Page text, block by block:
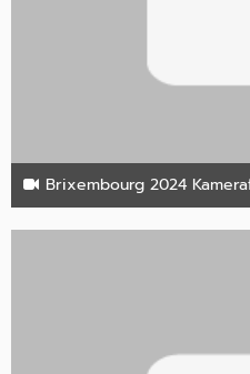
Brixembourg 2024
16. Juli 2024